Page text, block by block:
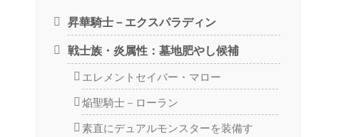
昇華騎士－エクスパラディン
戦士族・炎属性：墓地肥やし候補
エレメントセイバー・マロー
焔聖騎士－ローラン
素直にデュアルモンスターを装備す